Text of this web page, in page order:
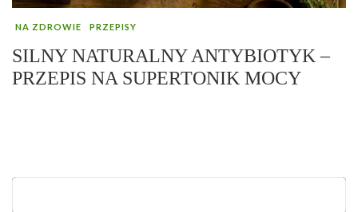
NA ZDROWIE PRZEPISY
SILNY NATURALNY ANTYBIOTYK –
PRZEPIS NA SUPERTONIK MOCY